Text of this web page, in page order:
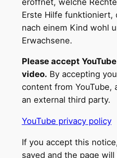
Erste Hilfe funktioniert,
nach einem Kind wohl
Erwachsene.
Please accept
video. By accepting
content from YouTube,
an external third party.
YouTube privacy policy
If you accept this
saved and the page